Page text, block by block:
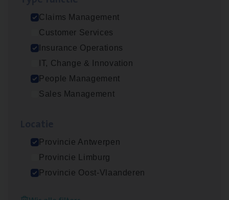
Claims Management
Customer Services
Insurance Operations
IT, Change & Innovation
People Management
Sales Management
Provincie Antwerpen
Provincie Limburg
Provincie Oost-Vlaanderen
Dos­sier­be­heer­der ver­ze­ke­rin­gen — Soci­al
Pro­fit en Public
Insurance Operations
Antwerpen
Antwerpen